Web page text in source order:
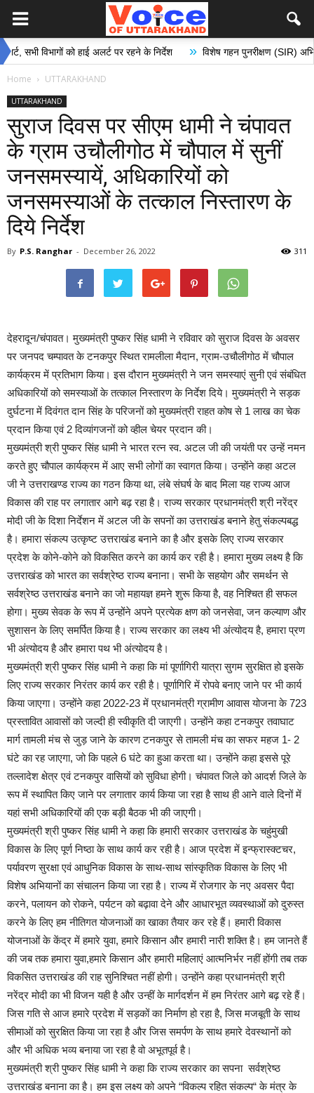
को हाई अलर्ट पर रहने के निर्देश » विशेष गहन पुनरीक्षण (SIR) अभियान के
Home UTTARAKHAND
UTTARAKHAND
सुराज दिवस पर सीएम धामी ने चंपावत
के ग्राम उचौलीगोठ में चौपाल में सुनीं
जनसमस्यायें, अधिकारियों को
जनसमस्याओं के तत्काल निस्तारण के
दिये निर्देश
By P.S. Ranghar - December 26, 2022 311
देहरादून/चंपावत। मुख्यमंत्री पुष्कर सिंह धामी ने रविवार को सुराज दिवस के अवसर
पर जनपद चम्पावत के टनकपुर स्थित रामलीला मैदान, ग्राम-उचौलीगोठ में चौपाल
कार्यक्रम में प्रतिभाग किया। इस दौरान मुख्यमंत्री ने जन समस्याएं सुनी एवं संबंधित
अधिकारियों को समस्याओं के तत्काल निस्तारण के निर्देश दिये। मुख्यमंत्री ने सड़क
दुर्घटना में दिवंगत दान सिंह के परिजनों को मुख्यमंत्री राहत कोष से 1 लाख का चेक
प्रदान किया एवं 2 दिव्यांगजनों को व्हील चेयर प्रदान की।
मुख्यमंत्री श्री पुष्कर सिंह धामी ने भारत रत्न स्व. अटल जी की जयंती पर उन्हें नमन
करते हुए चौपाल कार्यक्रम में आए सभी लोगों का स्वागत किया। उन्होंने कहा अटल
जी ने उत्तराखण्ड राज्य का गठन किया था, लंबे संघर्ष के बाद मिला यह राज्य आज
विकास की राह पर लगातार आगे बढ़ रहा है। राज्य सरकार प्रधानमंत्री श्री नरेंद्र
मोदी जी के दिशा निर्देशन में अटल जी के सपनों का उत्तराखंड बनाने हेतु संकल्पबद्ध
है। हमारा संकल्प उत्कृष्ट उत्तराखंड बनाने का है और इसके लिए राज्य सरकार
प्रदेश के कोने-कोने को विकसित करने का कार्य कर रही है। हमारा मुख्य लक्ष्य है कि
उत्तराखंड को भारत का सर्वश्रेष्ठ राज्य बनाना। सभी के सहयोग और समर्थन से
सर्वश्रेष्ठ उत्तराखंड बनाने का जो महायज्ञ हमने शुरू किया है, वह निश्चित ही सफल
होगा। मुख्य सेवक के रूप में उन्होंने अपने प्रत्येक क्षण को जनसेवा, जन कल्याण और
सुशासन के लिए समर्पित किया है। राज्य सरकार का लक्ष्य भी अंत्योदय है, हमारा प्रण
भी अंत्योदय है और हमारा पथ भी अंत्योदय है।
मुख्यमंत्री श्री पुष्कर सिंह धामी ने कहा कि मां पूर्णागिरी यात्रा सुगम सुरक्षित हो इसके
लिए राज्य सरकार निरंतर कार्य कर रही है। पूर्णागिरि में रोपवे बनाए जाने पर भी कार्य
किया जाएगा। उन्होंने कहा 2022-23 में प्रधानमंत्री ग्रामीण आवास योजना के 723
प्रस्तावित आवासों को जल्दी ही स्वीकृति दी जाएगी। उन्होंने कहा टनकपुर तवाघाट
मार्ग तामली मंच से जुड़ जाने के कारण टनकपुर से तामली मंच का सफर महज 1- 2
घंटे का रह जाएगा, जो कि पहले 6 घंटे का हुआ करता था। उन्होंने कहा इससे पूरे
तल्लादेश क्षेत्र एवं टनकपुर वासियों को सुविधा होगी। चंपावत जिले को आदर्श जिले के
रूप में स्थापित किए जाने पर लगातार कार्य किया जा रहा है साथ ही आने वाले दिनों में
यहां सभी अधिकारियों की एक बड़ी बैठक भी की जाएगी।
मुख्यमंत्री श्री पुष्कर सिंह धामी ने कहा कि हमारी सरकार उत्तराखंड के चहुंमुखी
विकास के लिए पूर्ण निष्ठा के साथ कार्य कर रही है। आज प्रदेश में इन्फ्रास्क्टचर,
पर्यावरण सुरक्षा एवं आधुनिक विकास के साथ-साथ सांस्कृतिक विकास के लिए भी
विशेष अभियानों का संचालन किया जा रहा है। राज्य में रोजगार के नए अवसर पैदा
करने, पलायन को रोकने, पर्यटन को बढ़ावा देने और आधारभूत व्यवस्थाओं को दुरुस्त
करने के लिए हम नीतिगत योजनाओं का खाका तैयार कर रहे हैं। हमारी विकास
योजनाओं के केंद्र में हमारे युवा, हमारे किसान और हमारी नारी शक्ति है। हम जानते हैं
की जब तक हमारा युवा,हमारे किसान और हमारी महिलाएं आत्मनिर्भर नहीं होंगी तब तक
विकसित उत्तराखंड की राह सुनिश्चित नहीं होगी। उन्होंने कहा प्रधानमंत्री श्री
नरेंद्र मोदी का भी विजन यही है और उन्हीं के मार्गदर्शन में हम निरंतर आगे बढ़ रहे हैं।
जिस गति से आज हमारे प्रदेश में सड़कों का निर्माण हो रहा है, जिस मजबूती के साथ
सीमाओं को सुरक्षित किया जा रहा है और जिस समर्पण के साथ हमारे देवस्थानों को
और भी अधिक भव्य बनाया जा रहा है वो अभूतपूर्व है।
मुख्यमंत्री श्री पुष्कर सिंह धामी ने कहा कि राज्य सरकार का सपना सर्वश्रेष्ठ
उत्तराखंड बनाना का है। हम इस लक्ष्य को अपने “विकल्प रहित संकल्प“ के मंत्र के